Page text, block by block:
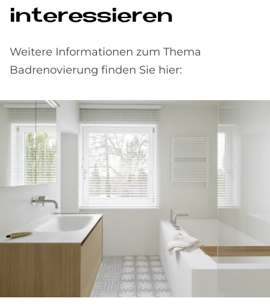
interessieren
Weitere Informationen zum Thema
Badrenovierung finden Sie hier: